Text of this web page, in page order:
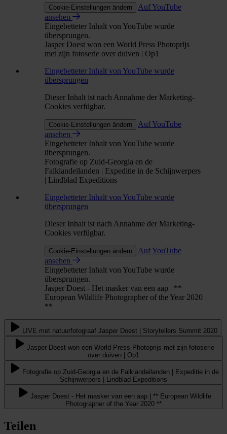
Cookie-Einstellungen ändern
Auf YouTube
ansehen
Eingebetteter Inhalt von YouTube wurde
übersprungen.
Jasper Doest won een World Press Photoprijs
met zijn fotoserie over duiven | Op1
Eingebetteter Inhalt von YouTube wurde
übersprungen
Dieser Inhalt ist nach Annahme der Marketing-
Cookies verfügbar.
Cookie-Einstellungen ändern
Auf YouTube
ansehen
Eingebetteter Inhalt von YouTube wurde
übersprungen.
Fotografie op Zuid-Georgia en de
Falklandeilanden | Expeditie in de Schijnwerpers
| Lindblad Expeditions
Eingebetteter Inhalt von YouTube wurde
übersprungen
Dieser Inhalt ist nach Annahme der Marketing-
Cookies verfügbar.
Cookie-Einstellungen ändern
Auf YouTube
ansehen
Eingebetteter Inhalt von YouTube wurde
übersprungen.
Jasper Doest - Het masker van een aap | **
European Wildlife Photographer of the Year 2020
**
LIVE met natuurfotograaf Jasper Doest | Storytellers Summit 2020
Jasper Doest won een World Press Photoprijs met zijn fotoserie
over duiven | Op1
Fotografie op Zuid-Georgia en de Falklandeilanden | Expeditie in de
Schijnwerpers | Lindblad Expeditions
Jasper Doest - Het masker van een aap | ** European Wildlife
Photographer of the Year 2020 **
Teilen